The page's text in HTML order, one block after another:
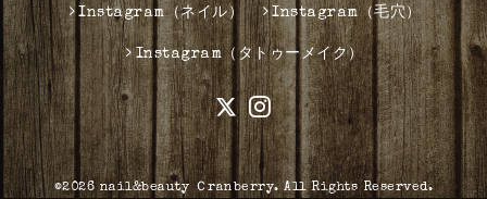
Instagram（ネイル） Instagram（毛穴）
Instagram（タトゥーメイク）
©2026 nail&beauty Ｃranberry. All Rights Reserved.